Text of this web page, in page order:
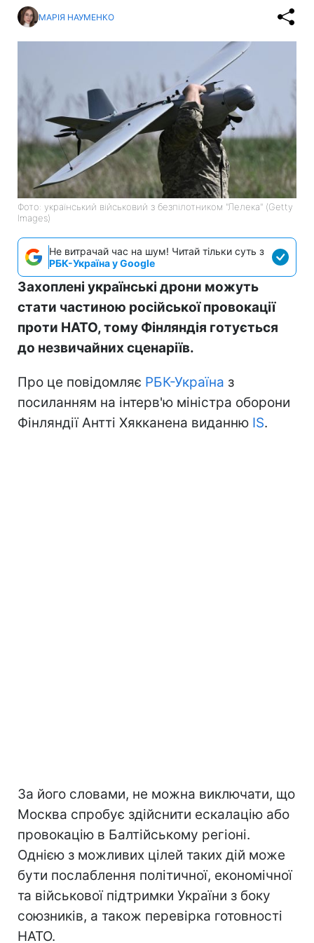
МАРІЯ НАУМЕНКО
Фото: український військовий з безпілотником "Лелека" (Getty
Images)
Не витрачай час на шум! Читай тільки суть з
РБК-Україна у Google
Захоплені українські дрони можуть
стати частиною російської провокації
проти НАТО, тому Фінляндія готується
до незвичайних сценаріїв.
Про це повідомляє РБК-Україна з
посиланням на інтерв'ю міністра оборони
Фінляндії Антті Хякканена виданню IS.
За його словами, не можна виключати, що
Москва спробує здійснити ескалацію або
провокацію в Балтійському регіоні.
Однією з можливих цілей таких дій може
бути послаблення політичної, економічної
та військової підтримки України з боку
союзників, а також перевірка готовності
НАТО.